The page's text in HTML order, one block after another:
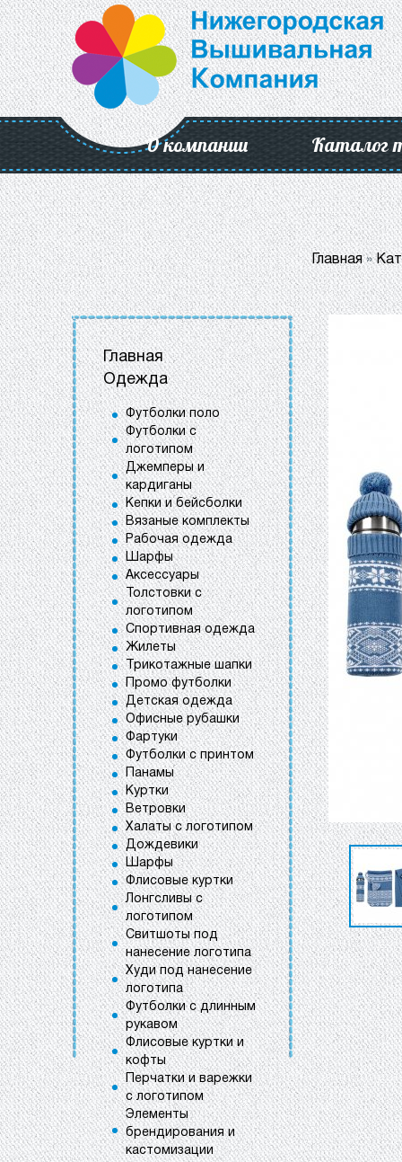
О компании Каталог
Главная»
Главная
Одежда
Футболки поло
Футболки с
логотипом
Джемперы и
кардиганы
Кепки и бейсболки
Вязаные комплекты
Рабочая одежда
Шарфы
Аксессуары
Толстовки с
логотипом
Спортивная одежда
Жилеты
Трикотажные шапки
Промо футболки
Детская одежда
Офисные рубашки
Фартуки
Футболки с принтом
Панамы
Куртки
Ветровки
Халаты с логотипом
Дождевики
Шарфы
Флисовые куртки
Лонгсливы с
логотипом
Свитшоты под
нанесение логотипа
Худи под нанесение
логотипа
Футболки с длинным
рукавом
Флисовые куртки и
кофты
Перчатки и варежки
с логотипом
Элементы
брендирования и
кастомизации